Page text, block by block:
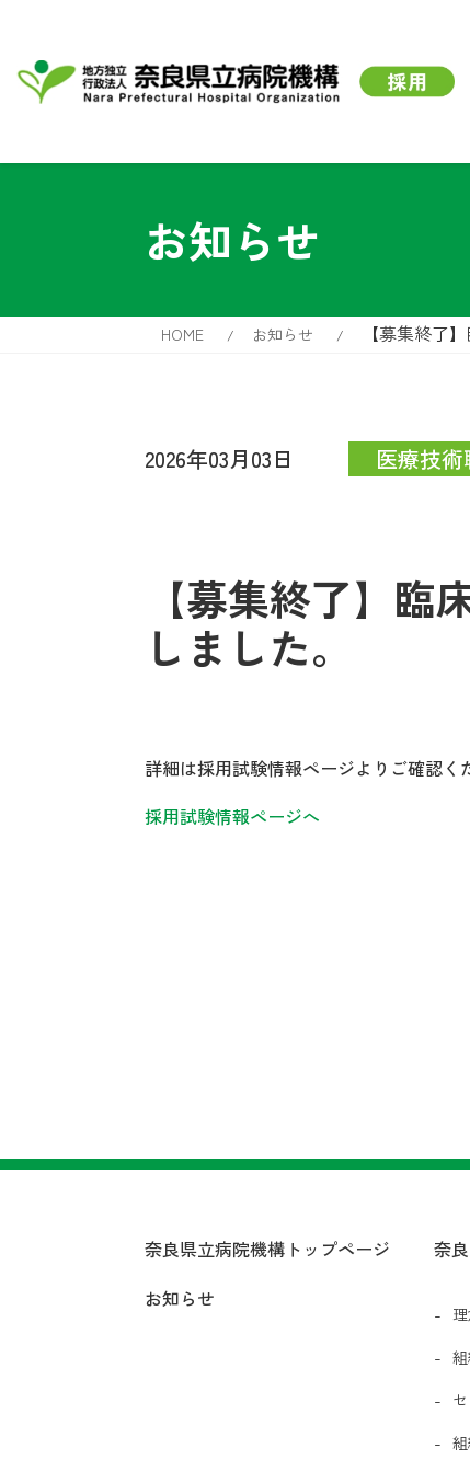
お知らせ
HOME お知らせ 【募集終了
2026年03月03日 医療技術
【募集終了】
しました。
詳細は採用試験情報ページよりご確認く
採用試験情報ページへ
奈良県立病院機構トップページ
お知らせ
奈